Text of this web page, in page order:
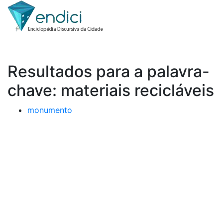
Resultados para a palavra-
chave: materiais recicláveis
monumento